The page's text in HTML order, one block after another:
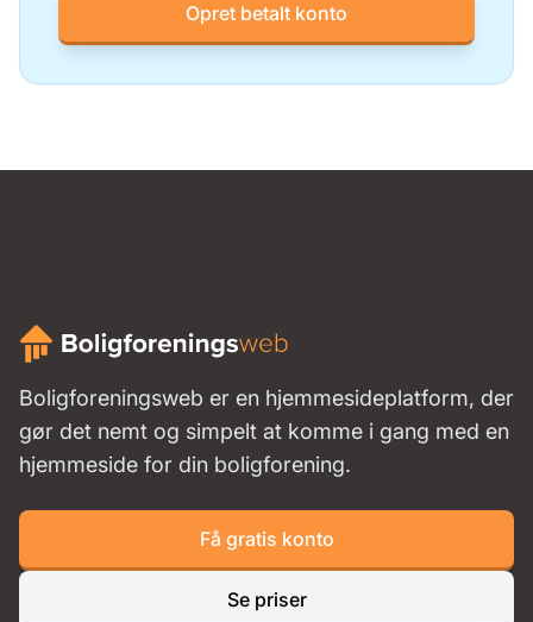
Opret betalt konto
Boligforeningsweb er en hjemmesideplatform, der
gør det nemt og simpelt at komme i gang med en
hjemmeside for din boligforening.
Få gratis konto
Se priser